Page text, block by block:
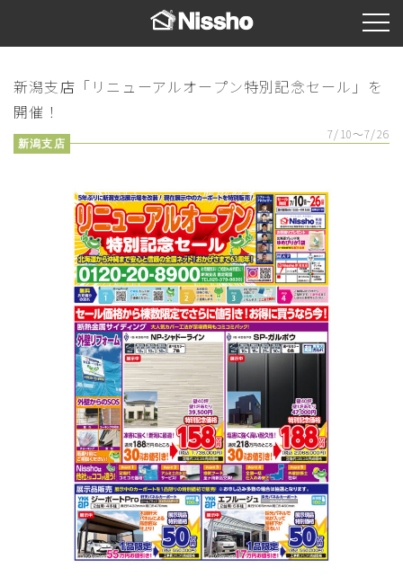
新潟支店「リニューアルオープン特別記念セール」を
開催！
7/10～7/26
新潟支店